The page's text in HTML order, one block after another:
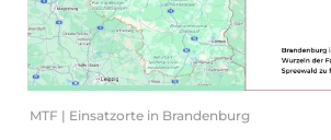
MTF | Einsatzorte in Brandenburg